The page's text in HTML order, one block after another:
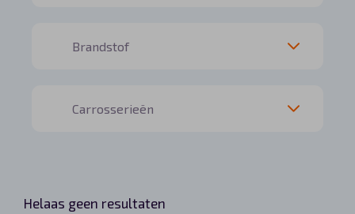
Helaas geen resultaten